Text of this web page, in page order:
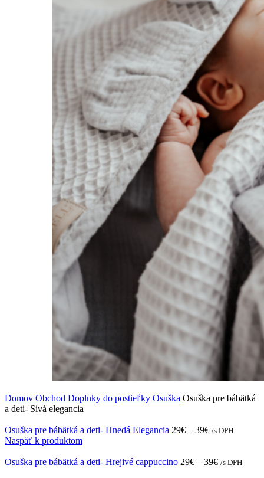
Domov Obchod Doplnky do postieľky Osuška Osuška pre bábätká
a deti- Sivá elegancia
Osuška pre bábätká a deti- Hnedá Elegancia 29€ – 39€ /s DPH
Naspäť k produktom
Osuška pre bábätká a deti- Hrejivé cappuccino 29€ – 39€ /s DPH